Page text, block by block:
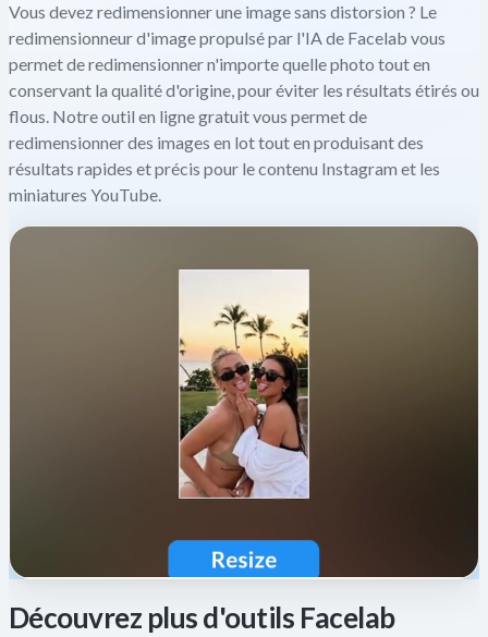
Vous devez redimensionner une image sans distorsion ? Le
redimensionneur d'image propulsé par l'IA de Facelab vous
permet de redimensionner n'importe quelle photo tout en
conservant la qualité d'origine, pour éviter les résultats étirés ou
flous. Notre outil en ligne gratuit vous permet de
redimensionner des images en lot tout en produisant des
résultats rapides et précis pour le contenu Instagram et les
miniatures YouTube.
Découvrez plus d'outils Facelab